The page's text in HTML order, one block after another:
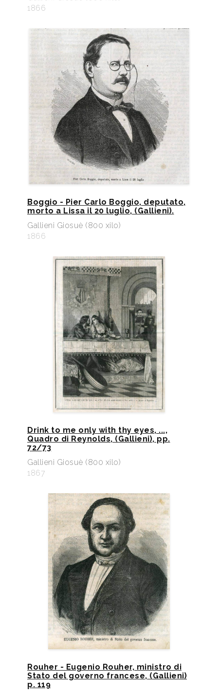
1866
Boggio - Pier Carlo Boggio, deputato,
morto a Lissa il 20 luglio, (Gallieni).
Gallieni Giosuè (800 xilo)
1866
Drink to me only with thy eyes, ...,
Quadro di Reynolds, (Gallieni), pp.
72/73​
Gallieni Giosuè (800 xilo)
1867
Rouher - Eugenio Rouher, ministro di
Stato del governo francese, (Gallieni)
p. 119